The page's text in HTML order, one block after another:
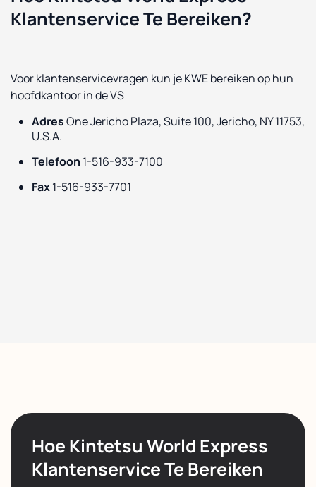
Klantenservice Te Bereiken?
Voor klantenservicevragen kun je KWE bereiken op hun
hoofdkantoor in de VS
AdresOne Jericho Plaza, Suite 100, Jericho, NY 11753,
U.S.A.
Telefoon 1-516-933-7100
Fax1-516-933-7701
Hoe Kintetsu World Express
Klantenservice Te Bereiken